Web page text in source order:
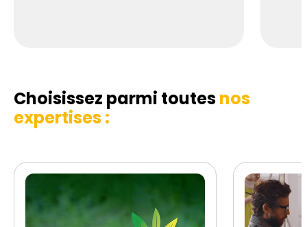
Choisissez parmi toutesnos
expertises :